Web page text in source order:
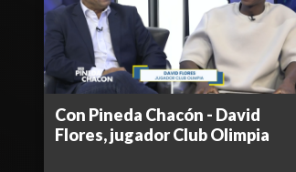
Con Pineda Chacón - David
Flores, jugador Club Olimpia